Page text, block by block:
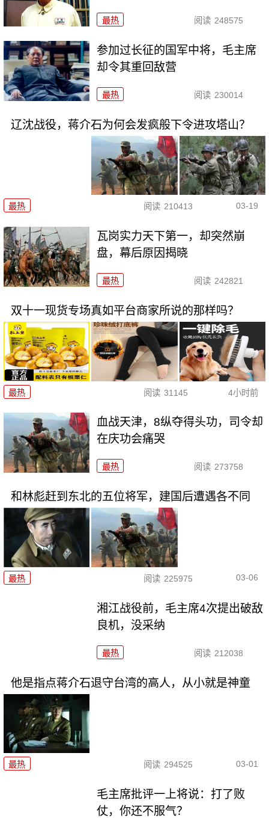
最热 阅读 248575
参加过长征的国军中将，毛主席
却令其重回敌营
最热 阅读 230014
辽沈战役，蒋介石为何会发疯般下令进攻塔山？
最热 阅读 210413 03-19
瓦岗实力天下第一，却突然崩
盘，幕后原因揭晓
最热 阅读 242821
双十一现货专场真如平台商家所说的那样吗？
最热 阅读 31145 4小时前
血战天津，8纵夺得头功，司令却
在庆功会痛哭
最热 阅读 273758
和林彪赶到东北的五位将军，建国后遭遇各不同
最热 阅读 225975 03-06
湘江战役前，毛主席4次提出破敌
良机，没采纳
最热 阅读 212038
他是指点蒋介石退守台湾的高人，从小就是神童
最热 阅读 294525 03-01
毛主席批评一上将说：打了败
仗，你还不服气？